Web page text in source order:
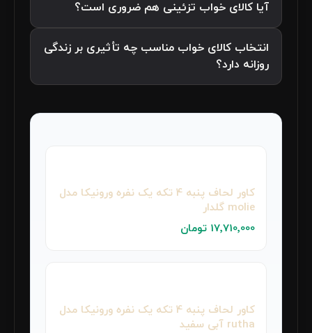
آیا کالای خواب تزئینی هم ضروری است؟
انتخاب کالای خواب مناسب چه تأثیری بر زندگی
روزانه دارد؟
کاور لحاف پنبه‌ 4 تکه یک نفره ورونیکا مدل
molie گلدار
17٬710٬000 تومان
کاور لحاف پنبه‌ 4 تکه یک نفره ورونیکا مدل
rutha آبی سفید